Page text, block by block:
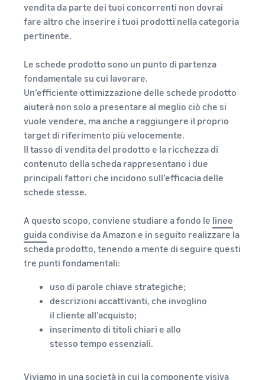
vendita da parte dei tuoi concorrenti non dovrai
fare altro che inserire i tuoi prodotti nella categoria
pertinente.
Le schede prodotto sono un punto di partenza
fondamentale su cui lavorare.
Un’efficiente ottimizzazione delle schede prodotto
aiuterà non solo a presentare al meglio ciò che si
vuole vendere, ma anche a raggiungere il proprio
target di riferimento più velocemente.
Il tasso di vendita del prodotto e la ricchezza di
contenuto della scheda rappresentano i due
principali fattori che incidono sull’efficacia delle
schede stesse.
A questo scopo, conviene studiare a fondo le linee
guidacondivise da Amazon e in seguito realizzare la
scheda prodotto, tenendo a mente di seguire questi
tre punti fondamentali:
uso di parole chiave strategiche;
descrizioni accattivanti, che invoglino
il cliente all’acquisto;
inserimento di titoli chiari e allo
stesso tempo essenziali.
Viviamo in una società in cui la componente visiva